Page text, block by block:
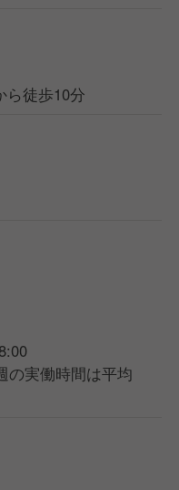
ら徒歩10分
の実働時間は平均